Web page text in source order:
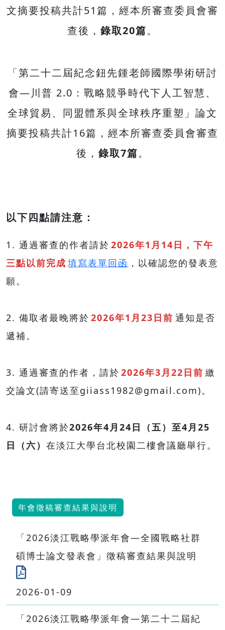
文摘要投稿共計51篇，經本所審查委員會審
查後， 錄取20篇。
「第二十二屆紀念鈕先鍾老師國際學術研討
會—川普 2.0：戰略競爭時代下人工智慧、
全球貿易、同盟體系與全球秩序重塑」論文
摘要投稿共計16篇，經本所審查委員會審查
後， 錄取7篇。
以下四點請注意：
1. 通過審查的作者請於 2026年1月14日，下午
三點以前完成 填寫表單回函 ，以確認您的發表意
願。
2. 備取者最晚將於 2026年1月23日前 通知是否
遞補。
3. 通過審查的作者，請於 2026年3月22日前 繳
交論文(請寄送至giiass1982@gmail.com)。
4. 研討會將於2026年4月24日（五）至4月25
日（六） 在淡江大學台北校園二樓會議廳舉行。
年會徵稿審查結果與說明
「2026淡江戰略學派年會—全國戰略社群
碩博士論文發表會」徵稿審查結果與說明
2026-01-09
「2026淡江戰略學派年會—第二十二屆紀